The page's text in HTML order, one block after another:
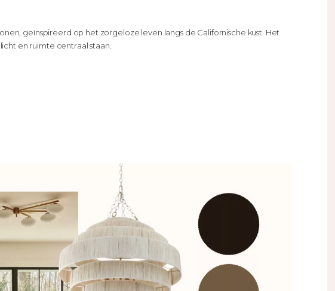
geïnspireerd op het zorgeloze leven langs de Californische kust. Het
en ruimte centraal staan.